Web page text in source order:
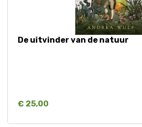
De uitvinder van de natuur
€ 25,00